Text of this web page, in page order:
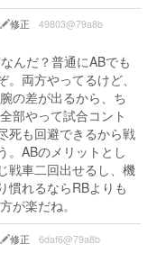
修正 49803@79a8b
んだ？普通にABでも
両方やってるけど、
の差が出るから、ち
部やって試合コント
死も回避できるから戦
。ABのメリットとし
戦車二回出せるし、機
慣れるならRBよりも
が楽だね。
修正 6daf6@79a8b